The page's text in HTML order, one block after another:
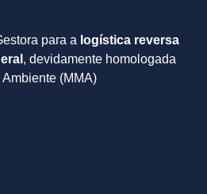
para a logística reversa
, devidamente homologada
(MMA)